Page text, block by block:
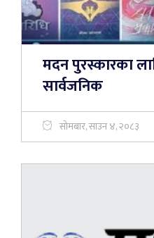
मदन पुरस्कारका
सार्वजनिक
सोमबार, साउन ४, २०८३